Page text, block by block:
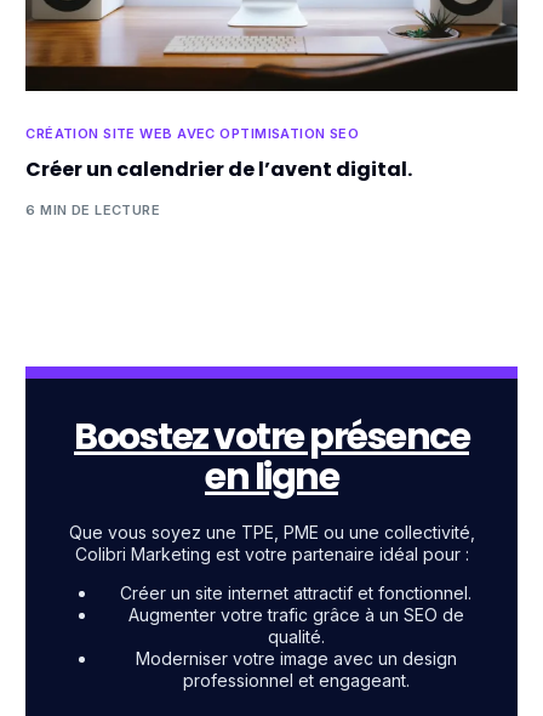
CRÉATION SITE WEB AVEC OPTIMISATION SEO
Créer un calendrier de l’avent digital.
6 MIN DE LECTURE
Boostez votre présence
en ligne
Que vous soyez une TPE, PME ou une collectivité,
Colibri Marketing est votre partenaire idéal pour :
Créer un site internet attractif et fonctionnel.
Augmenter votre trafic grâce à un SEO de
qualité.
Moderniser votre image avec un design
professionnel et engageant.